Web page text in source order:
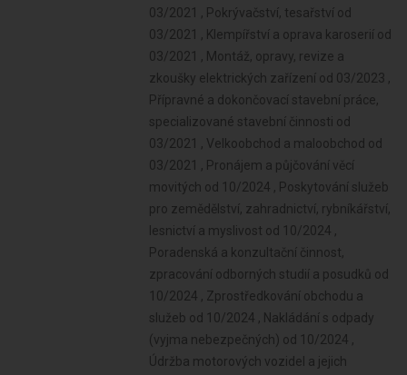
03/2021 , Pokrývačství, tesařství od
03/2021 , Klempířství a oprava karoserií od
03/2021 , Montáž, opravy, revize a
zkoušky elektrických zařízení od 03/2023 ,
Přípravné a dokončovací stavební práce,
specializované stavební činnosti od
03/2021 , Velkoobchod a maloobchod od
03/2021 , Pronájem a půjčování věcí
movitých od 10/2024 , Poskytování služeb
pro zemědělství, zahradnictví, rybníkářství,
lesnictví a myslivost od 10/2024 ,
Poradenská a konzultační činnost,
zpracování odborných studií a posudků od
10/2024 , Zprostředkování obchodu a
služeb od 10/2024 , Nakládání s odpady
(vyjma nebezpečných) od 10/2024 ,
Údržba motorových vozidel a jejich